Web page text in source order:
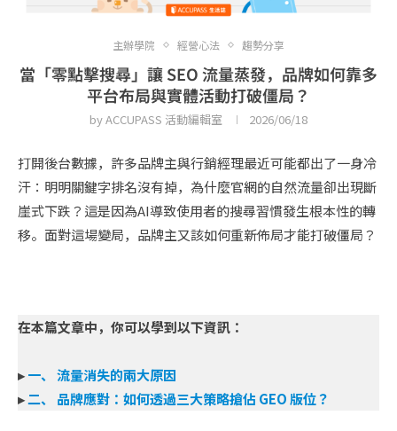
主辦學院 經營心法 趨勢分享
當「零點擊搜尋」讓 SEO 流量蒸發，品牌如何靠多
平台布局與實體活動打破僵局？
byACCUPASS 活動編輯室 2026/06/18
打開後台數據，許多品牌主與行銷經理最近可能都出了一身冷
汗：明明關鍵字排名沒有掉，為什麼官網的自然流量卻出現斷
崖式下跌？這是因為AI導致使用者的搜尋習慣發生根本性的轉
移。面對這場變局，品牌主又該如何重新佈局才能打破僵局？
在本篇文章中，你可以學到以下資訊：
▸一、 流量消失的兩大原因
▸二、 品牌應對：如何透過三大策略搶佔 GEO 版位？